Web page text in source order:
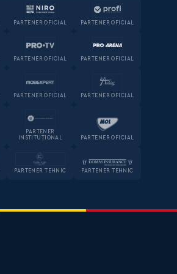
PARTENER OFICIAL PARTENER OFICIAL
PARTENER OFICIAL PARTENER OFICIAL
PARTENER OFICIAL PARTENER OFICIAL
PARTENER
INSTITUȚIONAL
PARTENER OFICIAL
PARTENER TEHNIC PARTENER TEHNIC